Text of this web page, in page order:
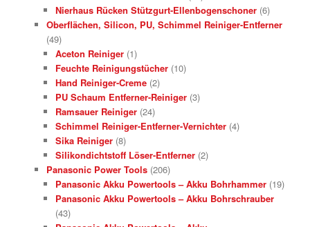
Nierhaus Rücken Stützgurt-Ellenbogenschoner (6)
Oberflächen, Silicon, PU, Schimmel Reiniger-Entferner
(49)
Aceton Reiniger (1)
Feuchte Reinigungstücher (10)
Hand Reiniger-Creme (2)
PU Schaum Entferner-Reiniger (3)
Ramsauer Reiniger (24)
Schimmel Reiniger-Entferner-Vernichter (4)
Sika Reiniger (8)
Silikondichtstoff Löser-Entferner (2)
Panasonic Power Tools (206)
Panasonic Akku Powertools – Akku Bohrhammer (19)
Panasonic Akku Powertools – Akku Bohrschrauber
(43)